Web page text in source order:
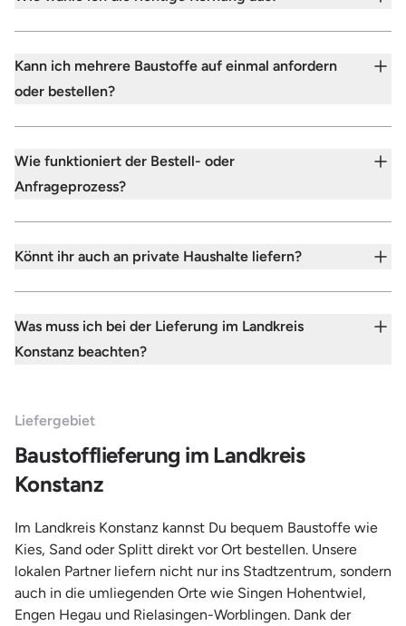
Kann ich mehrere Baustoffe auf einmal anfordern
oder bestellen?
Wie funktioniert der Bestell- oder
Anfrageprozess?
Könnt ihr auch an private Haushalte liefern?
Was muss ich bei der Lieferung im Landkreis
Konstanz beachten?
Liefergebiet
Baustofflieferung im Landkreis
Konstanz
Im Landkreis Konstanz kannst Du bequem Baustoffe wie
Kies, Sand oder Splitt direkt vor Ort bestellen. Unsere
lokalen Partner liefern nicht nur ins Stadtzentrum, sondern
auch in die umliegenden Orte wie Singen Hohentwiel,
Engen Hegau und Rielasingen-Worblingen. Dank der